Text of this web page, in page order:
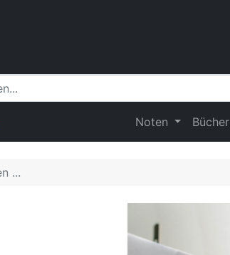
Noten Bücher